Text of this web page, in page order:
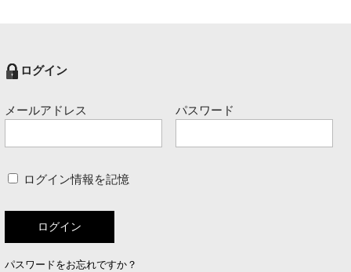
ログイン
メールアドレス パスワード
ログイン情報を記憶
パスワードをお忘れですか？